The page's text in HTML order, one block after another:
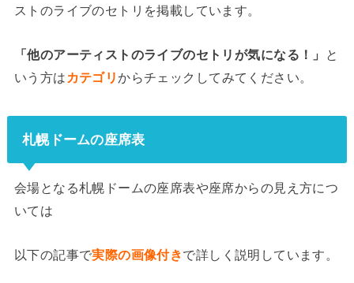
ストのライブのセトリを掲載しています。
「他のアーティストのライブのセトリが気になる！」
と
いう方は カテゴリからチェックしてみてください。
札幌ドームの座席表
会場となる札幌ドームの座席表や座席からの見え方につ
いては
以下の記事で実際の画像付きで詳しく説明しています。